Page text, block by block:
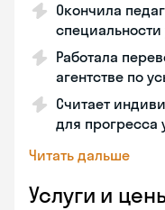
Окончила
Работала
агентстве по
Считает
для прогресса
Читать дальше
Услуги и